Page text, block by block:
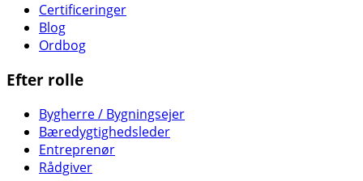
Certificeringer
Blog
Ordbog
Efter rolle
Bygherre / Bygningsejer
Bæredygtighedsleder
Entreprenør
Rådgiver